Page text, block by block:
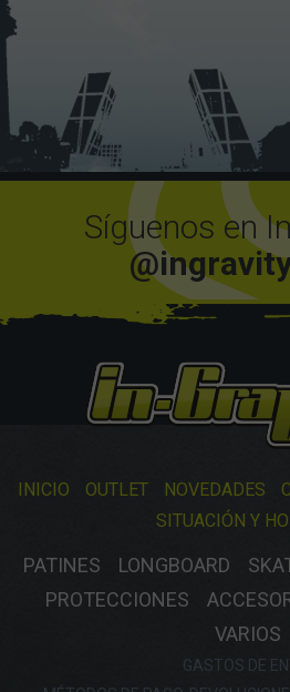
Síguenos en
INICIO OUTLET NOVEDADES
SITUACIÓN Y
PATINES LONGBOARD
PROTECCIONES
VARIOS
GASTOS DE